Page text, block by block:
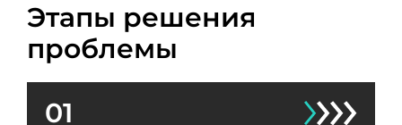
Этапы решения
проблемы
01